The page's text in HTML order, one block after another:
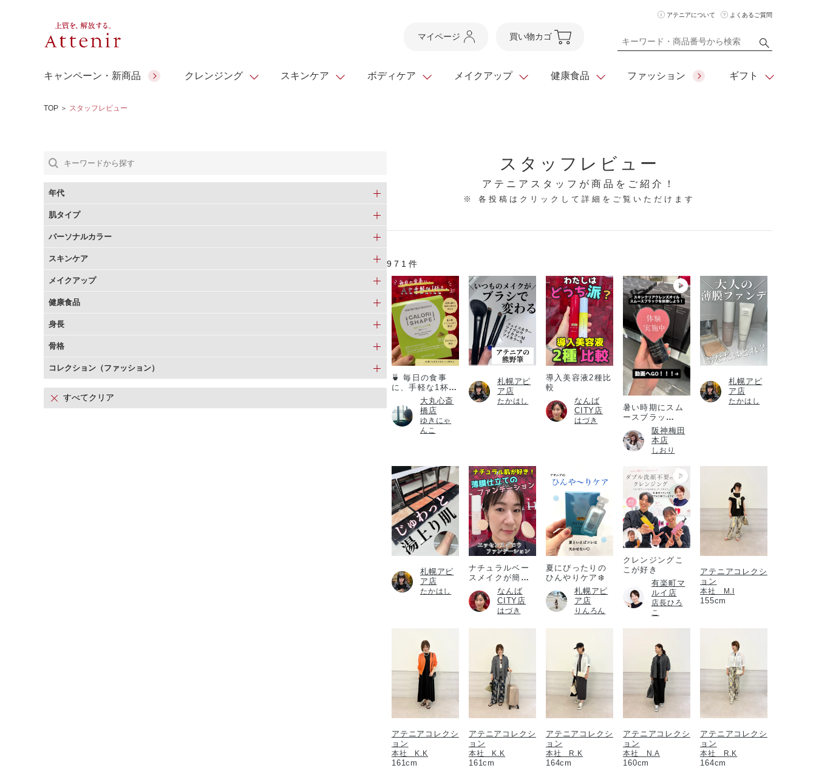
アテニアについて よくあるご質問
マイページ 買い物カゴ
キャンペーン・新商品 クレンジング
お友達紹介サービス
スキンケア
チェックで選ぶ
クレンジング
化粧水
乳液・ジェル・クリーム 美容液・クリーム
ボディケア
アロマリチュアル
＆エイジングケア
ボディケア・ハンドケア
・フレグランス
メイクアップ
Make Look
アイメイク
フェイスカラー
リップメイク メイクグッズ
健康食品
コラーゲン
ル
ビューティシリーズ ダイエットシリーズ
青汁シリーズ ベーシックシリーズ
ヘルスシリーズ 全商品一覧
ファッション ギフト
シーンから選ぶ
スキンクリア クレンズ
オイル 専用ギフト
贈れるeギフト
TOP ＞ スタッフレビュー
年代
肌タイプ
パーソナルカラー
スキンケア
メイクアップ
健康食品
身長
骨格
コレクション（ファッション）
すべてクリア
スタッフレビュー
アテニアスタッフが商品をご紹介！
※ 各投稿はクリックして詳細をご覧いただけます
971件
🍵 毎日の食事
に、手軽な1杯
大丸心斎
橋店
ゆきにゃ
んこ
札幌アピ
ア店
たかはし
導入美容液2種比
較
なんば
CITY店
はづき
暑い時期にスム
ースブラッ
ク！！！阪神梅田
本店
しおり
札幌アピ
ア店
たかはし
札幌アピ
ア店
たかはし
ナチュラルベー
スメイクが簡単
なんば
CITY店
はづき
夏にぴったりの
ひんやりケア❄️
札幌アピ
ア店
りんろん
クレンジングこ
こが好き
有楽町マ
ルイ店
店長ひろ
こ
アテニアコレクシ
ョン
本社 M.I
155cm
アテニアコレクシ
ョン
本社 K.K
161cm
アテニアコレクシ
ョン
本社 K.K
161cm
アテニアコレクシ
ョン
本社 R.K
164cm
アテニアコレクシ
ョン
本社 N.A
160cm
アテニアコレクシ
ョン
本社 R.K
164cm